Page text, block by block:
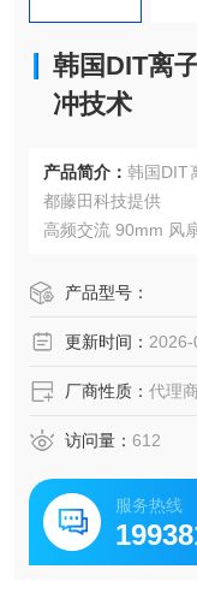
韩国DIT离
冲技术
产品简介： 韩国DIT
都藤田科技提供
高频交流 90mm 风
- 本产品是一种从电
产品型号：
更新时间：
厂商性质： 代理商
访问量： 612
服务热线